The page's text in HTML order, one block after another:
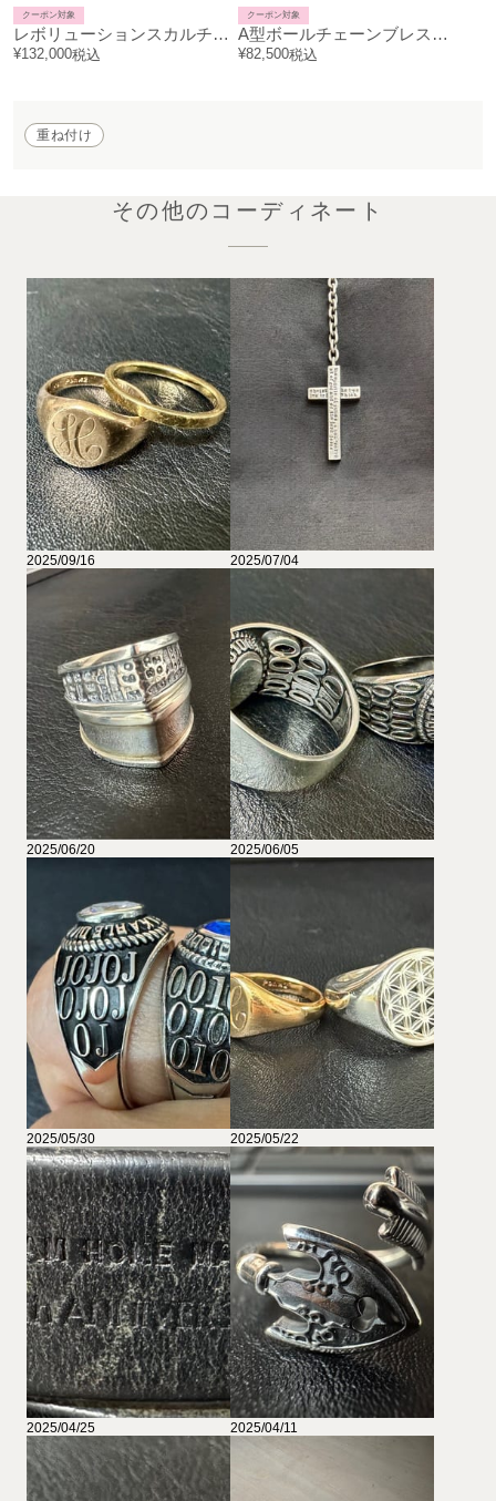
レボリューションスカルチェーンブレスレット-フルスカル
クーポン対象
¥132,000税込
A型ボールチェーンブレスレットNEWTYPE（血液型） / ペアブレスレット
クーポン対象
¥82,500税込
重ね付け
その他のコーディネート
2025/09/16 2025/07/04
2025/06/20 2025/06/05
2025/05/30 2025/05/22
2025/04/25 2025/04/11